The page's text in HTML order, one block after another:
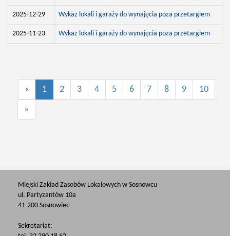
2025-12-29 Wykaz lokali i garaży do wynajęcia poza przetargiem
2025-11-23 Wykaz lokali i garaży do wynajęcia poza przetargiem
« 1 2 3 4 5 6 7 8 9 10
»
Miejski Zakład Zasobów Lokalowych w Sosnowcu
ul. Partyzantów 10a
41-200 Sosnowiec
Sekretariat: